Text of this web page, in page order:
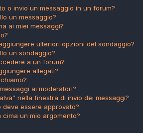
o invio un messaggio in un forum?
un messaggio?
ai miei messaggi?
ulteriori opzioni del sondaggio?
un sondaggio?
a un forum?
allegati?
ai moderatori?
nella finestra di invio dei messaggi?
deve essere approvato?
un mio argomento?